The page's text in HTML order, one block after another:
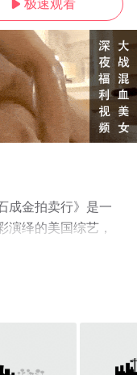
 极速观看
成金拍卖行》是一
演绎的美国综艺，
费观看高清无删减